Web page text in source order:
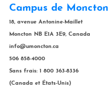
Campus de Moncton
18, avenue Antonine-Maillet
Moncton NB E1A 3E9, Canada
info@umoncton.ca
506 858-4000
Sans frais: 1 800 363-8336
(Canada et États-Unis)